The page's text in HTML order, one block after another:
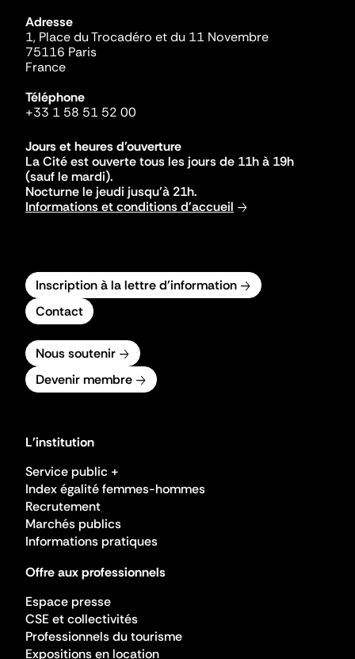
Adresse
1, Place du Trocadéro et du 11 Novembre
75116 Paris
France
Téléphone
+33 1 58 51 52 00
Jours et heures d'ouverture
La Cité est ouverte tous les jours de 11h à 19h
(sauf le mardi).
Nocturne le jeudi jusqu'à 21h.
Informations et conditions d'accueil
Inscription à la lettre d'information
Contact
Nous soutenir
Devenir membre
L'institution
Service public +
Index égalité femmes-hommes
Recrutement
Marchés publics
Informations pratiques
Offre aux professionnels
Espace presse
CSE et collectivités
Professionnels du tourisme
Expositions en location